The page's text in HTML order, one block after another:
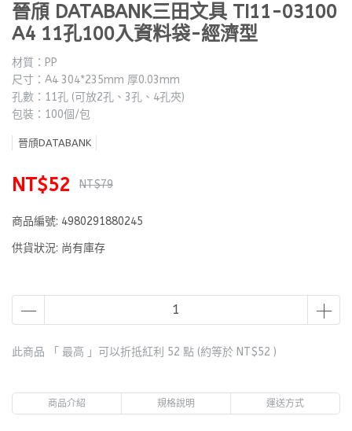
晉頎 DATABANK三田文具 TI11-03100
A4 11孔100入資料袋-經濟型
材質：PP
尺寸：A4 304*235mm 厚0.03mm
孔數：11孔 (可放2孔、3孔、4孔夾)
包裝：100個/包
晉頎DATABANK
NT$52 NT$79
商品編號: 4980291880245
供貨狀況: 尚有庫存
此商品 「 最高 」可以折抵紅利 52 點 (約等於 NT$52 )
商品介紹 規格說明 運送方式